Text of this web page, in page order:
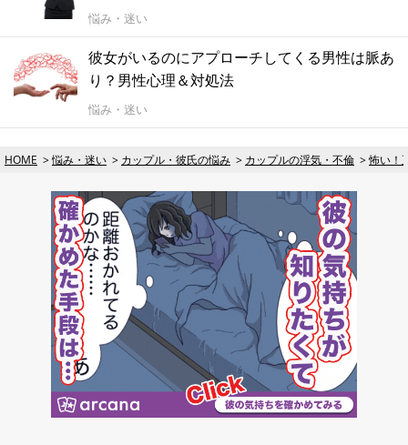
悩み・迷い
彼女がいるのにアプローチしてくる男性は脈あ
り？男性心理＆対処法
悩み・迷い
HOME 悩み・迷い カップル・彼氏の悩み カップルの浮気・不倫 怖い！